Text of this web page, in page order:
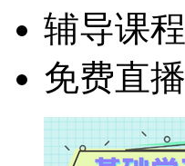
辅导课程
免费直播